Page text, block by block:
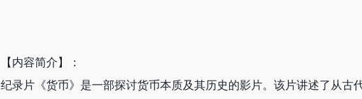
【内容简介】：
纪录片《货币》是一部探讨货币本质及其历史的影片。该片讲述了从